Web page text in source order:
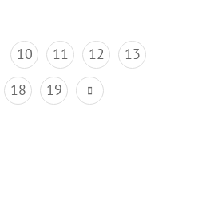
10 11 12
13
18 19